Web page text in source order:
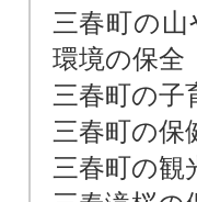
三春町の
環境の保全
三春町の子
三春町の保
三春町の観